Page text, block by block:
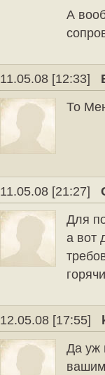
А
11.05.08 [12:33]
То
11.05.08 [21:27]
Для
а вот
12.05.08 [17:55]
Да уж